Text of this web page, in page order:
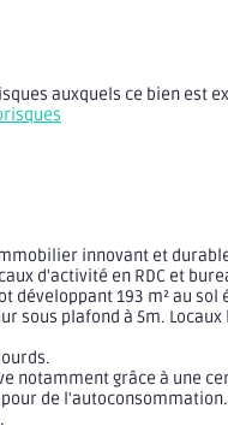
auxquels ce bien est
innovant et
d'activité en RDC et
développant 193 m² au sol
sous plafond à 5m.
notamment grâce à une
de l'autoconsommation.